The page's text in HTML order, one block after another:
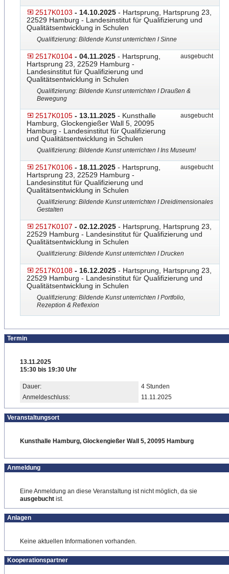
2517K0103 - 14.10.2025 - Hartsprung, Hartsprung 23,
22529 Hamburg - Landesinstitut für Qualifizierung und
Qualitätsentwicklung in Schulen
Qualifizierung: Bildende Kunst unterrichten I Sinne
2517K0104 - 04.11.2025 - Hartsprung,
Hartsprung 23, 22529 Hamburg -
Landesinstitut für Qualifizierung und
Qualitätsentwicklung in Schulen
ausgebucht
Qualifizierung: Bildende Kunst unterrichten I Draußen &
Bewegung
2517K0105 - 13.11.2025 - Kunsthalle
Hamburg, Glockengießer Wall 5, 20095
Hamburg - Landesinstitut für Qualifizierung
und Qualitätsentwicklung in Schulen
ausgebucht
Qualifizierung: Bildende Kunst unterrichten I Ins Museum!
2517K0106 - 18.11.2025 - Hartsprung,
Hartsprung 23, 22529 Hamburg -
Landesinstitut für Qualifizierung und
Qualitätsentwicklung in Schulen
ausgebucht
Qualifizierung: Bildende Kunst unterrichten I Dreidimensionales
Gestalten
2517K0107 - 02.12.2025 - Hartsprung, Hartsprung 23,
22529 Hamburg - Landesinstitut für Qualifizierung und
Qualitätsentwicklung in Schulen
Qualifizierung: Bildende Kunst unterrichten I Drucken
2517K0108 - 16.12.2025 - Hartsprung, Hartsprung 23,
22529 Hamburg - Landesinstitut für Qualifizierung und
Qualitätsentwicklung in Schulen
Qualifizierung: Bildende Kunst unterrichten I Portfolio,
Rezeption & Reflexion
Termin
13.11.2025
15:30 bis 19:30 Uhr
Dauer:
4 Stunden
Anmeldeschluss:
11.11.2025
Veranstaltungsort
Kunsthalle Hamburg, Glockengießer Wall 5, 20095 Hamburg
Anmeldung
Eine Anmeldung an diese Veranstaltung ist nicht möglich, da sie
ausgebucht ist.
Anlagen
Keine aktuellen Informationen vorhanden.
Kooperationspartner